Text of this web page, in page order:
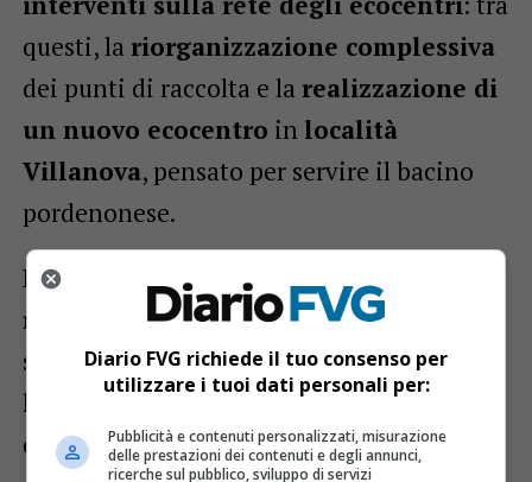
questi, la riorganizzazione complessiva
dei punti di raccolta e la realizzazione di
un nuovo ecocentro in località
Villanova, pensato per servire il bacino
pordenonese.
Parallelamente, l’azienda ha avviato una
reinternalizzazione di alcuni servizi
scelta dettata dalla volontà diottimizzare
le risorsee mantenere un elevato livello
di qualità. In questo contesto, è in corso
Diario FVG richiede il tuo consenso per
utilizzare i tuoi dati personali per:
Pubblicità e contenuti personalizzati, misurazione
delle prestazioni dei contenuti e degli annunci,
ricerche sul pubblico, sviluppo di servizi